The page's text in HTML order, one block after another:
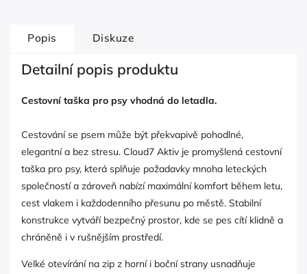
Popis Diskuze
Detailní popis produktu
Cestovní taška pro psy vhodná do letadla.
Cestování se psem může být překvapivě pohodlné,
elegantní a bez stresu. Cloud7 Aktiv je promyšlená cestovní
taška pro psy, která splňuje požadavky mnoha leteckých
společností a zároveň nabízí maximální komfort během letu,
cest vlakem i každodenního přesunu po městě. Stabilní
konstrukce vytváří bezpečný prostor, kde se pes cítí klidně a
chráněně i v rušnějším prostředí.
Velké otevírání na zip z horní i boční strany usnadňuje